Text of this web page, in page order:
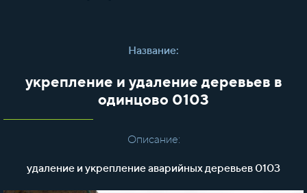
Название:
укрепление и удаление деревьев в
одинцово 0103
Описание:
удаление и укрепление аварийных деревьев 0103